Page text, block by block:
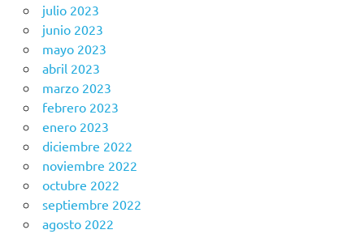
julio 2023
junio 2023
mayo 2023
abril 2023
marzo 2023
febrero 2023
enero 2023
diciembre 2022
noviembre 2022
octubre 2022
septiembre 2022
agosto 2022